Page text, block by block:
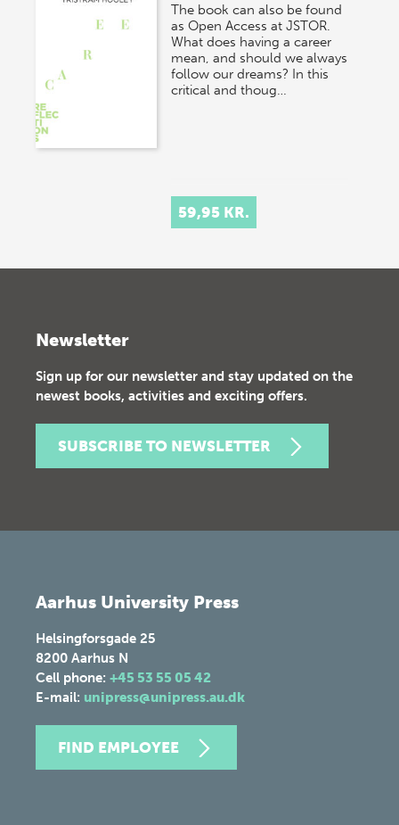
The book can also be found
as Open Access at JSTOR.
What does having a career
mean, and should we always
follow our dreams? In this
critical and thoug…
59,95 KR.
Newsletter
Sign up for our newsletter and stay updated on the
newest books, activities and exciting offers.
SUBSCRIBE TO NEWSLETTER
Aarhus University Press
Helsingforsgade 25
8200 Aarhus N
Cell phone: +45 53 55 05 42
E-mail: unipress@unipress.au.dk
FIND EMPLOYEE